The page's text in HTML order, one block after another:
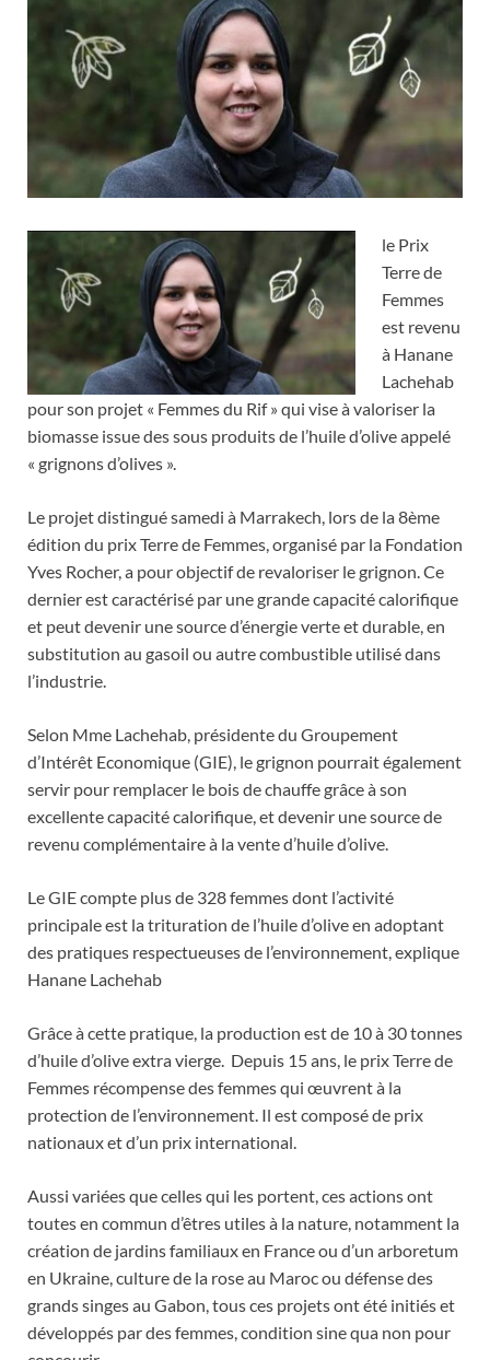
le Prix
Terre de
Femmes
est revenu
à Hanane
Lachehab
pour son projet « Femmes du Rif » qui vise à valoriser la
biomasse issue des sous produits de l’huile d’olive appelé
« grignons d’olives ».
Le projet distingué samedi à Marrakech, lors de la 8ème
édition du prix Terre de Femmes, organisé par la Fondation
Yves Rocher, a pour objectif de revaloriser le grignon. Ce
dernier est caractérisé par une grande capacité calorifique
et peut devenir une source d’énergie verte et durable, en
substitution au gasoil ou autre combustible utilisé dans
l’industrie.
Selon Mme Lachehab, présidente du Groupement
d’Intérêt Economique (GIE), le grignon pourrait également
servir pour remplacer le bois de chauffe grâce à son
excellente capacité calorifique, et devenir une source de
revenu complémentaire à la vente d’huile d’olive.
Le GIE compte plus de 328 femmes dont l’activité
principale est la trituration de l’huile d’olive en adoptant
des pratiques respectueuses de l’environnement, explique
Hanane Lachehab
Grâce à cette pratique, la production est de 10 à 30 tonnes
d’huile d’olive extra vierge. Depuis 15 ans, le prix Terre de
Femmes récompense des femmes qui œuvrent à la
protection de l’environnement. Il est composé de prix
nationaux et d’un prix international.
Aussi variées que celles qui les portent, ces actions ont
toutes en commun d’êtres utiles à la nature, notamment la
création de jardins familiaux en France ou d’un arboretum
en Ukraine, culture de la rose au Maroc ou défense des
grands singes au Gabon, tous ces projets ont été initiés et
développés par des femmes, condition sine qua non pour